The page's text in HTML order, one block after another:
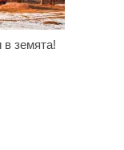
в земята!